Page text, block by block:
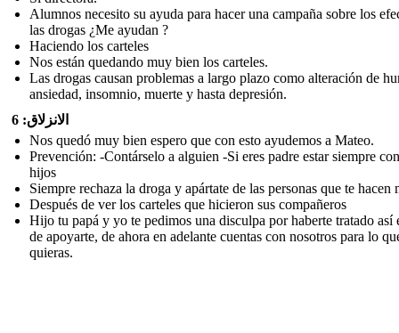
Alumnos necesito su ayuda para hacer una campaña sobre los
las drogas ¿Me ayudan ?
Haciendo los carteles
Nos están quedando muy bien los carteles.
Las drogas causan problemas a largo plazo como alteración de
ansiedad, insomnio, muerte y hasta depresión.
الانزلاق: 6
Nos quedó muy bien espero que con esto ayudemos a Mateo.
Prevención: -Contárselo a alguien -Si eres padre estar siempre
hijos
Siempre rechaza la droga y apártate de las personas que te hacen
Después de ver los carteles que hicieron sus compañeros
Hijo tu papá y yo te pedimos una disculpa por haberte tratado así
de apoyarte, de ahora en adelante cuentas con nosotros para lo
quieras.